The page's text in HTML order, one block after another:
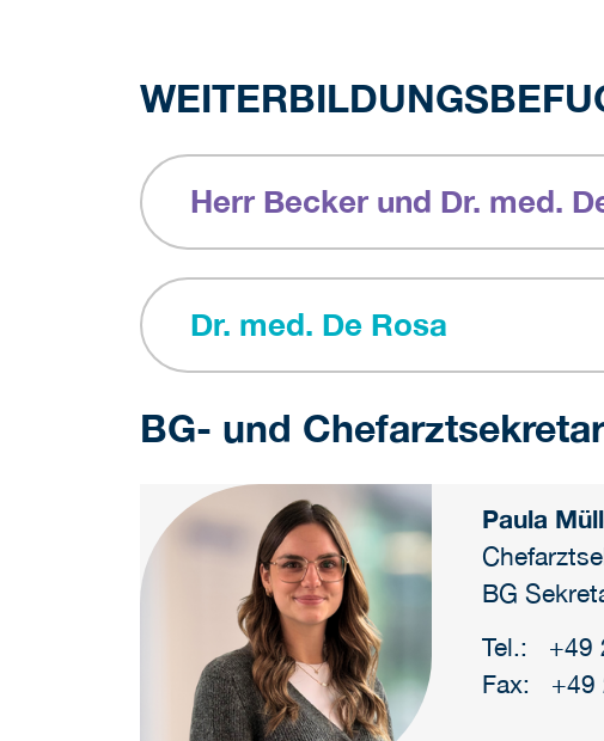
Herr Becker und Dr. med.
Dr. med. De Rosa
BG- und
Paula
BG
Tel.: +49
Fax: +49